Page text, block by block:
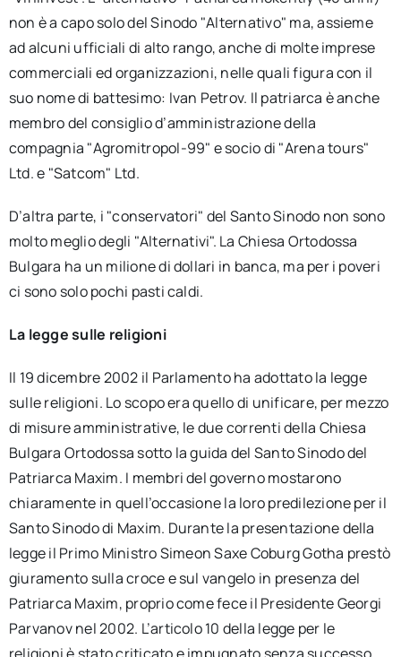
non è a capo solo del Sinodo "Alternativo" ma, assieme
ad alcuni ufficiali di alto rango, anche di molte imprese
commerciali ed organizzazioni, nelle quali figura con il
suo nome di battesimo: Ivan Petrov. Il patriarca è anche
membro del consiglio d’amministrazione della
compagnia "Agromitropol-99" e socio di "Arena tours"
Ltd. e "Satcom" Ltd.
D’altra parte, i "conservatori" del Santo Sinodo non sono
molto meglio degli "Alternativi". La Chiesa Ortodossa
Bulgara ha un milione di dollari in banca, ma per i poveri
ci sono solo pochi pasti caldi.
La legge sulle religioni
Il 19 dicembre 2002 il Parlamento ha adottato la legge
sulle religioni. Lo scopo era quello di unificare, per mezzo
di misure amministrative, le due correnti della Chiesa
Bulgara Ortodossa sotto la guida del Santo Sinodo del
Patriarca Maxim. I membri del governo mostarono
chiaramente in quell’occasione la loro predilezione per il
Santo Sinodo di Maxim. Durante la presentazione della
legge il Primo Ministro Simeon Saxe Coburg Gotha prestò
giuramento sulla croce e sul vangelo in presenza del
Patriarca Maxim, proprio come fece il Presidente Georgi
Parvanov nel 2002. L’articolo 10 della legge per le